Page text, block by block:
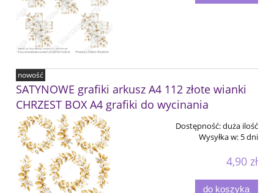
SATYNOWE grafiki arkusz A4 112 złote wianki
CHRZEST BOX A4 grafiki do wycinania
Dostępność:duża ilość
Wysyłka w: 5 dni
4,90 zł
do koszyka
nowość